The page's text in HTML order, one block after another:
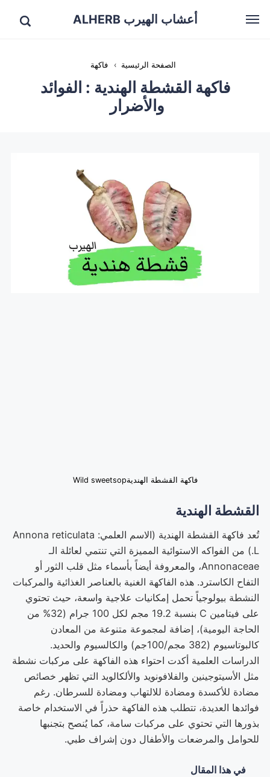
أعشاب الهيرب ALHERB
الصفحة الرئيسية › فاكهة
فاكهة القشطة الهندية : الفوائد
والأضرار
فاكهة القشطة الهنديةWild sweetsop
القشطة الهندية
تُعد فاكهة القشطة الهندية (الاسم العلمي: Annona reticulata
L.) من الفواكه الاستوائية المميزة التي تنتمي لعائلة الـ
Annonaceae، والمعروفة أيضاً بأسماء مثل قلب الثور أو
التفاح الكاسترد. هذه الفاكهة الغنية بالعناصر الغذائية والمركبات
النشطة بيولوجياً تحمل إمكانيات علاجية واسعة، حيث تحتوي
على فيتامين C بنسبة 19.2 مجم لكل 100 جرام (32% من
الحاجة اليومية)، إضافة لمجموعة متنوعة من المعادن
كالبوتاسيوم (382 مجم/100جم) والكالسيوم والحديد.
الدراسات العلمية أكدت احتواء هذه الفاكهة على مركبات نشطة
مثل الأسيتوجينين والفلافونويد والألكالويد التي تظهر خصائص
مضادة للأكسدة ومضادة للالتهاب ومضادة للسرطان. رغم
فوائدها العديدة، تتطلب هذه الفاكهة حذراً في الاستخدام خاصة
بذورها التي تحتوي على مركبات سامة، كما يُنصح بتجنبها
للحوامل والمرضعات والأطفال دون إشراف طبي.
في هذا المقال